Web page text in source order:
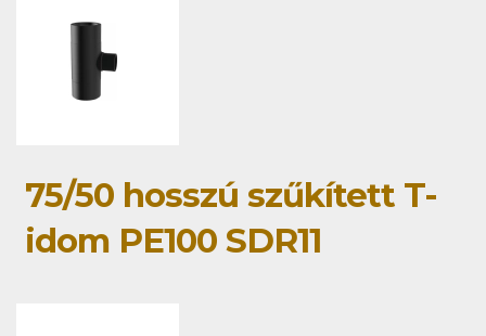
75/50 hosszú szűkített T-
idom PE100 SDR11